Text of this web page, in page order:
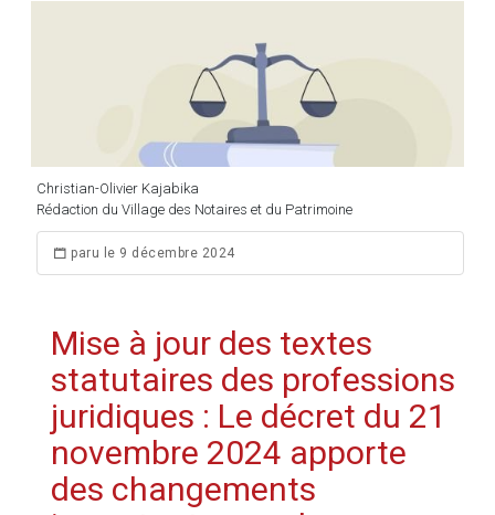
Christian-Olivier Kajabika
Rédaction du Village des Notaires et du Patrimoine
paru le 9 décembre 2024
Mise à jour des textes
statutaires des professions
juridiques : Le décret du 21
novembre 2024 apporte
des changements